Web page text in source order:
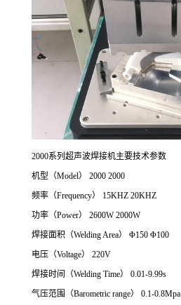
2000系列超声波焊接机主要技术参数
机型（Model） 2000 2000
频率（Frequency） 15KHZ 20KHZ
功率（Power） 2600W 2000W
焊接面积（Welding Area） Φ150 Φ100
电压（Voltage） 220V
焊接时间（Welding Time） 0.01-9.99s
气压范围（Barometric range） 0.1-0.8Mpa